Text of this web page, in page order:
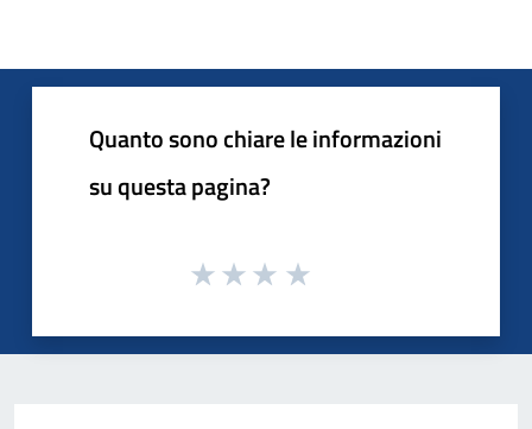
Quanto sono chiare le informazioni
su questa pagina?